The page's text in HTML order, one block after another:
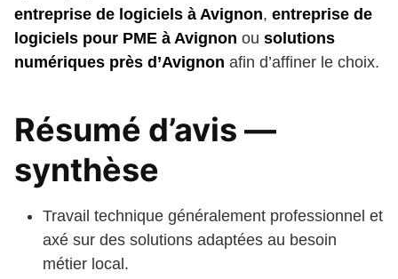
entreprise de logiciels à Avignon, entreprise de
logiciels pour PME à Avignon ou solutions
numériques près d’Avignon afin d’affiner le choix.
Résumé d’avis —
synthèse
Travail technique généralement professionnel et
axé sur des solutions adaptées au besoin
métier local.